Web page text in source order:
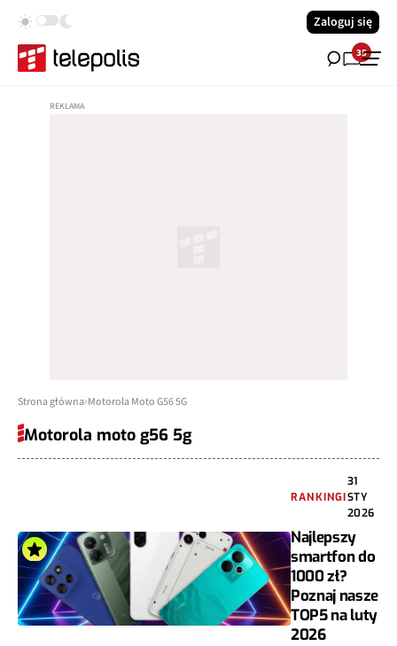
Zaloguj się
35
Strona główna Motorola Moto G56 5G
Motorola moto g56 5g
RANKINGI
31
STY
2026
Najlepszy
smartfon do
1000 zł?
Poznaj nasze
TOP5 na luty
2026